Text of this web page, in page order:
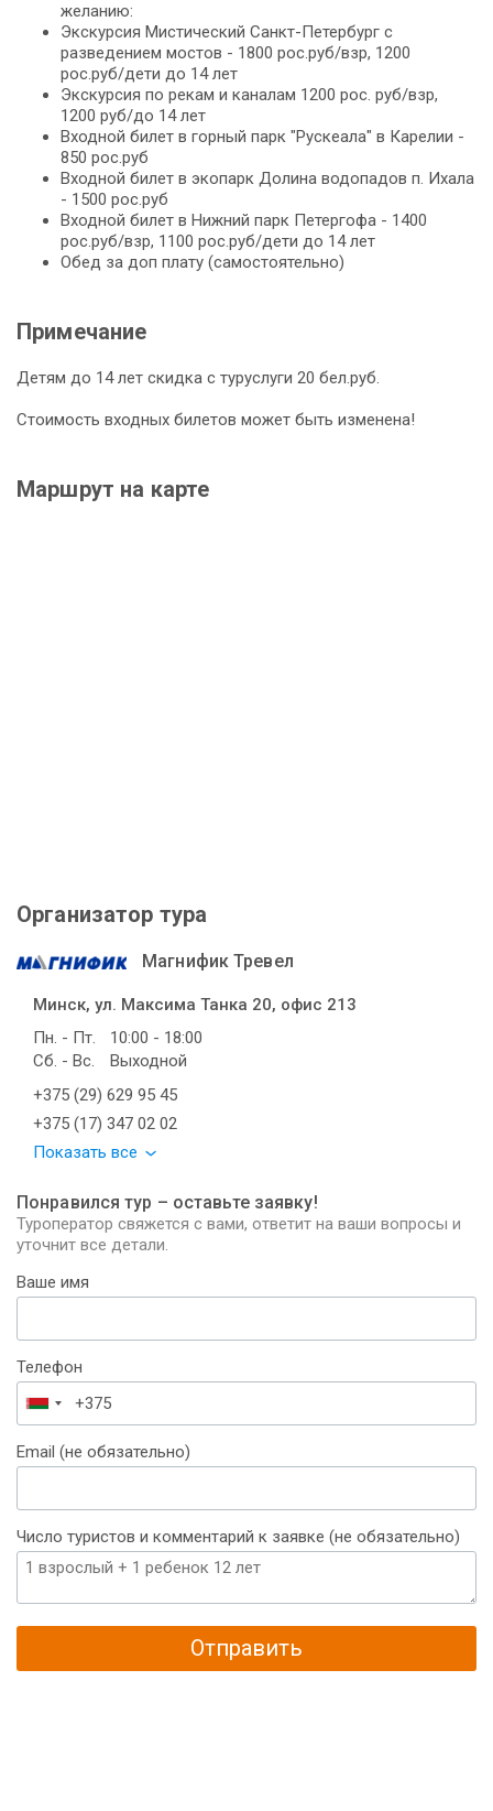
желанию:
Экскурсия Мистический Санкт-Петербург с
разведением мостов - 1800 рос.руб/взр, 1200
рос.руб/дети до 14 лет
Экскурсия по рекам и каналам 1200 рос. руб/взр,
1200 руб/до 14 лет
Входной билет в горный парк "Рускеала" в Карелии -
850 рос.руб
Входной билет в экопарк Долина водопадов п. Ихала
- 1500 рос.руб
Входной билет в Нижний парк Петергофа - 1400
рос.руб/взр, 1100 рос.руб/дети до 14 лет
Обед за доп плату (самостоятельно)
Примечание
Детям до 14 лет скидка с туруслуги 20 бел.руб.
Стоимость входных билетов может быть изменена!
Маршрут на карте
Организатор тура
Магнифик Тревел
Минск, ул. Максима Танка 20, офис 213
Пн. - Пт.
10:00 - 18:00
Сб. - Вс.
Выходной
+375 (29) 629 95 45
+375 (17) 347 02 02
Показать все
Понравился тур – оставьте заявку!
Туроператор свяжется с вами, ответит на ваши вопросы и
уточнит все детали.
Ваше имя
Телефон
Беларусь
+375
Email (не обязательно)
Число туристов и комментарий к заявке (не обязательно)
Отправить